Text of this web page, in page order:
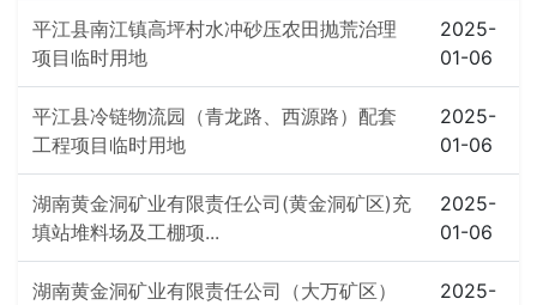
平江县南江镇高坪村水冲砂压农田抛荒治理
项目临时用地
2025-
01-06
平江县冷链物流园（青龙路、西源路）配套
工程项目临时用地
2025-
01-06
湖南黄金洞矿业有限责任公司(黄金洞矿区)充
填站堆料场及工棚项...
2025-
01-06
湖南黄金洞矿业有限责任公司（大万矿区）
2025-